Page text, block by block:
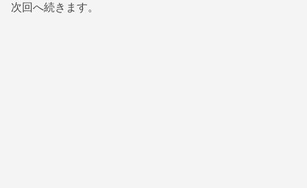
次回へ続きます。